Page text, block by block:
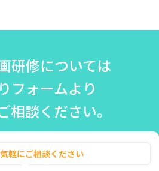
研修については
フォームより
相談ください。
軽にご相談ください